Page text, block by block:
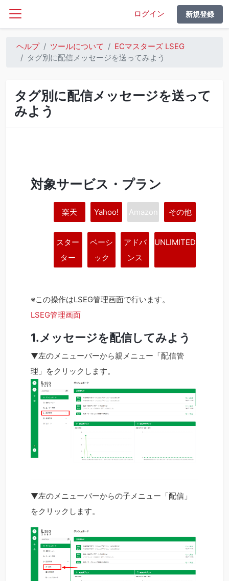
ログイン 新規登録
ヘルプ ツールについて
ECマスターズ LSEG
タグ別に配信メッセージを送ってみよう
タグ別に配信メッセージを送って
みよう
対象サービス・プラン
楽天 Yahoo! Amazon その他
スター
ター
ベーシ
ック
アドバ
ンス
UNLIMITED
※この操作はLSEG管理画面で行います。
LSEG管理画面
1.メッセージを配信してみよう
▼左のメニューバーから親メニュー「配信管
理」をクリックします。
▼左のメニューバーからの子メニュー「配信」
をクリックします。